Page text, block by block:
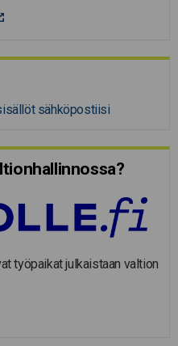
sähköpostiisi
työpaikat julkaistaan valtion